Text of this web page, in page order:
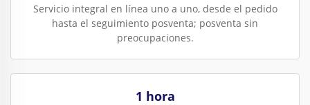
Servicio integral en línea uno a uno, desde el pedido
hasta el seguimiento posventa; posventa sin
preocupaciones.
1 hora